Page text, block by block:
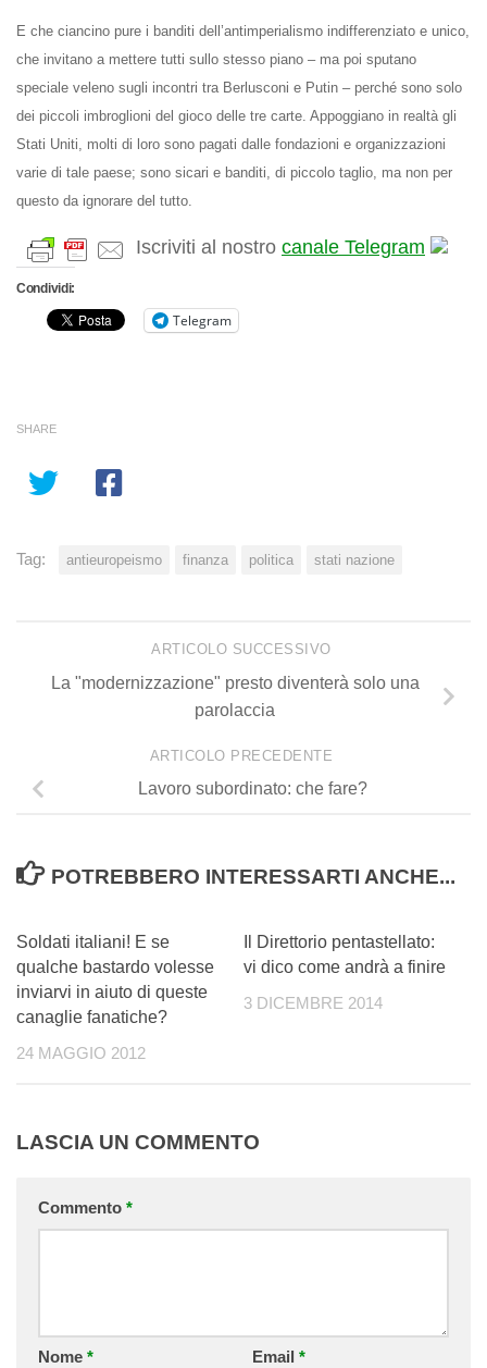
E che ciancino pure i banditi dell’antimperialismo indifferenziato e unico,
che invitano a mettere tutti sullo stesso piano – ma poi sputano
speciale veleno sugli incontri tra Berlusconi e Putin – perché sono solo
dei piccoli imbroglioni del gioco delle tre carte. Appoggiano in realtà gli
Stati Uniti, molti di loro sono pagati dalle fondazioni e organizzazioni
varie di tale paese; sono sicari e banditi, di piccolo taglio, ma non per
questo da ignorare del tutto.
Iscriviti al nostro canale Telegram
Condividi:
Telegram
SHARE
Tag: antieuropeismo finanza politica stati nazione
ARTICOLO SUCCESSIVO
La "modernizzazione" presto diventerà solo una
parolaccia
ARTICOLO PRECEDENTE
Lavoro subordinato: che fare?
POTREBBERO INTERESSARTI ANCHE...
Soldati italiani! E se
qualche bastardo volesse
inviarvi in aiuto di queste
canaglie fanatiche?
24 MAGGIO 2012
Il Direttorio pentastellato:
vi dico come andrà a finire
3 DICEMBRE 2014
LASCIA UN COMMENTO
Commento *
Nome * Email *